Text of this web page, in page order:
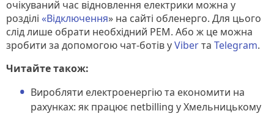
очікуваний час відновлення електрики можна у
розділі «Відключення» на сайті обленерго. Для цього
слід лише обрати необхідний РЕМ. Або ж це можна
зробити за допомогою чат-ботів уViberта Telegram.
Читайте також:
Виробляти електроенергію та економити на
рахунках: як працює netbilling у Хмельницькому